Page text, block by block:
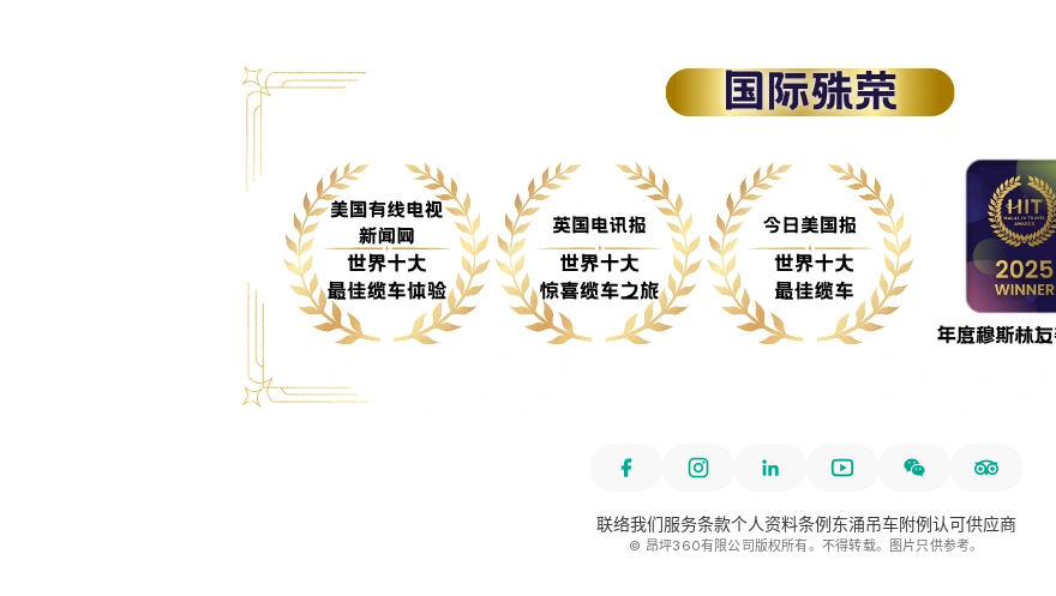
联络我们服务条款个人资料条例东涌吊车附例认可供应商
© 昂坪360有限公司版权所有。不得转载。图片只供参考。